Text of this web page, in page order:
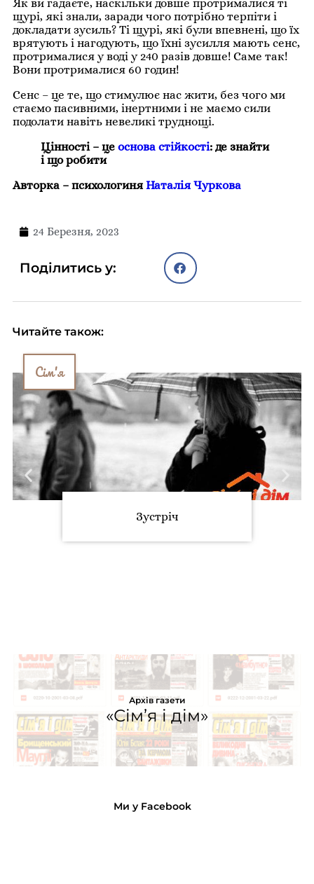
Як ви гадаєте, наскільки довше протрималися ті
щурі, які знали, заради чого потрібно терпіти і
докладати зусиль? Ті щурі, які були впевнені, що їх
врятують і нагодують, що їхні зусилля мають сенс,
протрималися у воді у 240 разів довше! Саме так!
Вони протрималися 60 годин!
Сенс – це те, що стимулює нас жити, без чого ми
стаємо пасивними, інертними і не маємо сили
подолати навіть невеликі труднощі.
Цінності – це основа стійкості: де знайти
і що робити
Авторка – психологиня Наталія Чуркова
24 Березня, 2023
Поділитись у:
Читайте також:
Сім'я
Зустріч
Архів газети
«Сім’я і дім»
Ми у Facebook